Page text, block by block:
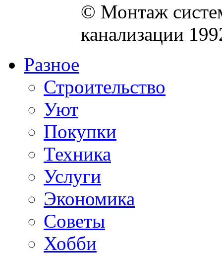
© Монтаж
канализации
Разное
Строительство
Уют
Покупки
Техника
Услуги
Экономика
Советы
Хобби